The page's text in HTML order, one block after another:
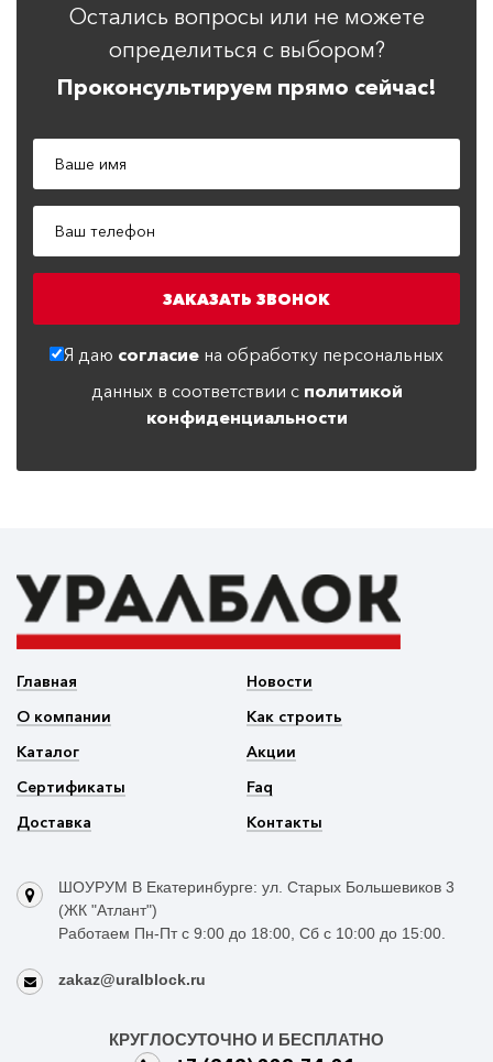
Остались вопросы или не можете
определиться с выбором?
Проконсультируем прямо сейчас!
Я даю согласие на обработку персональных
данных в соответствии с политикой
конфиденциальности
Главная
О компании
Каталог
Сертификаты
Доставка
Новости
Как строить
Акции
Faq
Контакты
ШОУРУМ В Екатеринбурге: ул. Старых Большевиков 3
(ЖК "Атлант")
Работаем Пн-Пт с 9:00 до 18:00, Сб с 10:00 до 15:00.
zakaz@uralblock.ru
КРУГЛОСУТОЧНО И БЕСПЛАТНО